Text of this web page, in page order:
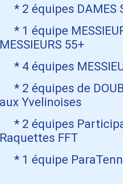
2 équipes DAMES
1 équipe
55+
4 équipes
2 équipes de
Yvelinoises
2 équipes
FFT
1 équipe